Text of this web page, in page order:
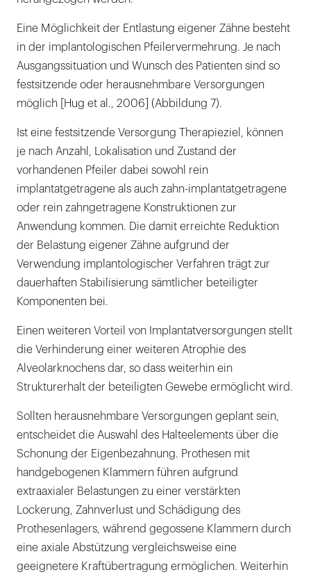
Eine Möglichkeit der Entlastung eigener Zähne besteht
in der implantologischen Pfeilervermehrung. Je nach
Ausgangssituation und Wunsch des Patienten sind so
festsitzende oder herausnehmbare Versorgungen
möglich [Hug et al., 2006] (Abbildung 7).
Ist eine festsitzende Versorgung Therapieziel, können
je nach Anzahl, Lokalisation und Zustand der
vorhandenen Pfeiler dabei sowohl rein
implantatgetragene als auch zahn-implantatgetragene
oder rein zahngetragene Konstruktionen zur
Anwendung kommen. Die damit erreichte Reduktion
der Belastung eigener Zähne aufgrund der
Verwendung implantologischer Verfahren trägt zur
dauerhaften Stabilisierung sämtlicher beteiligter
Komponenten bei.
Einen weiteren Vorteil von Implantatversorgungen stellt
die Verhinderung einer weiteren Atrophie des
Alveolarknochens dar, so dass weiterhin ein
Strukturerhalt der beteiligten Gewebe ermöglicht wird.
Sollten herausnehmbare Versorgungen geplant sein,
entscheidet die Auswahl des Halteelements über die
Schonung der Eigenbezahnung. Prothesen mit
handgebogenen Klammern führen aufgrund
extraaxialer Belastungen zu einer verstärkten
Lockerung, Zahnverlust und Schädigung des
Prothesenlagers, während gegossene Klammern durch
eine axiale Abstützung vergleichsweise eine
geeignetere Kraftübertragung ermöglichen. Weiterhin